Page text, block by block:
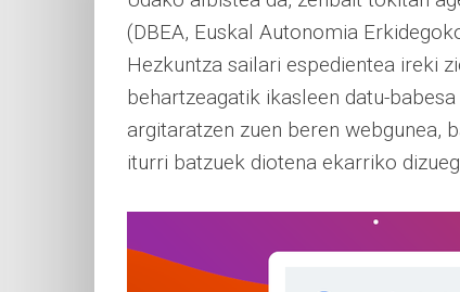
(DBEA, Euskal Autonomia
Hezkuntza sailari espedientea ireki
behartzeagatik ikasleen datu-
argitaratzen zuen beren webgunea,
iturri batzuek diotena ekarriko